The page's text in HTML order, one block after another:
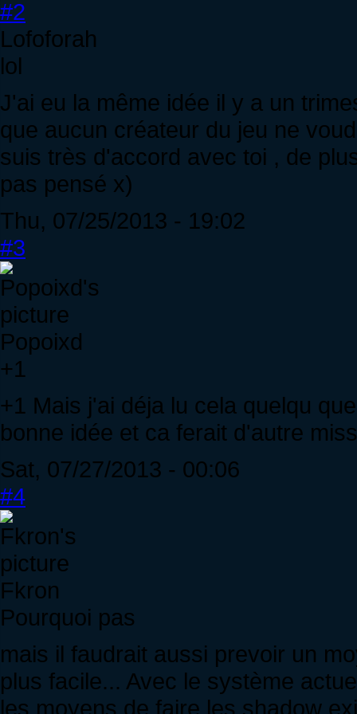
#2
Lofoforah
lol
J'ai eu la même idée il y a un
que aucun créateur du jeu ne
suis très d'accord avec toi , de
pas pensé x)
Thu, 07/25/2013 - 19:02
#3
Popoixd
+1
+1 Mais j'ai déja lu cela quelqu
bonne idée et ca ferait d'autre
Sat, 07/27/2013 - 00:06
#4
Fkron
Pourquoi pas
mais il faudrait aussi prevoir un
plus facile... Avec le système
les moyens de faire les shadow